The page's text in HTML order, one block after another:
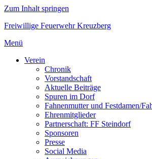
Zum Inhalt springen
Freiwillige Feuerwehr Kreuzberg
Menü
Verein
Chronik
Vorstandschaft
Aktuelle Beiträge
Spuren im Dorf
Fahnenmutter und Festdamen/
Ehrenmitglieder
Partnerschaft: FF Steindorf
Sponsoren
Presse
Social Media